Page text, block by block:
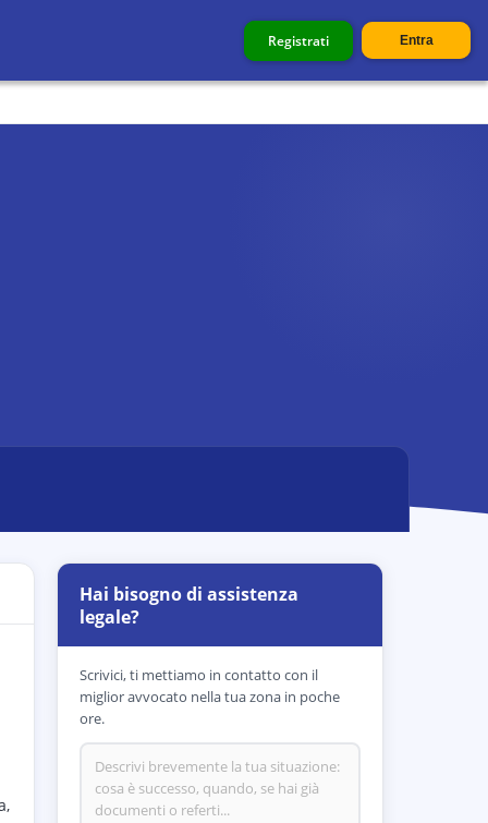
Registrati Entra
Hai bisogno di assistenza
legale?
Scrivici, ti mettiamo in contatto con il
miglior avvocato nella tua zona in poche
ore.